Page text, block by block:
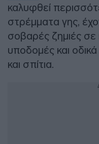
καλυφθεί
στρέμματα γης,
σοβαρές ζημιές σε
υποδομές και
και σπίτια.